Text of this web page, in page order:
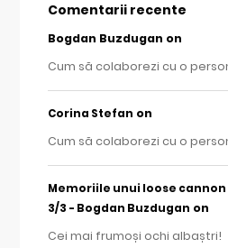
Comentarii recente
Bogdan Buzdugan on
Cum să colaborezi cu o
Corina Stefan on
Cum să colaborezi cu o
Memoriile unui loose
3/3 - Bogdan Buzdugan on
Cei mai frumoși ochi albaștri!